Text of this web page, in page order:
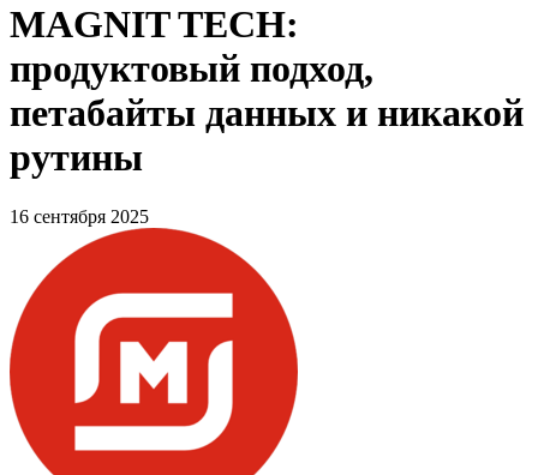
MAGNIT TECH:
продуктовый подход,
петабайты данных и никакой
рутины
16 сентября 2025